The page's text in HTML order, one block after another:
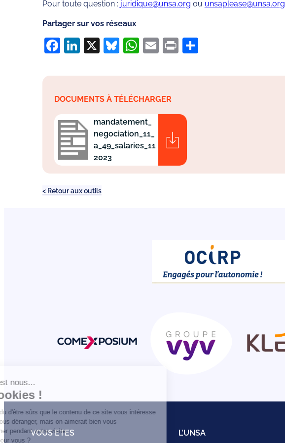
Pour toute question : juridique@unsa.org ou unsaplease@unsa.org
Partager sur vos réseaux
Facebook
LinkedIn
X Bluesky
WhatsApp
Email
PrintPartager
DOCUMENTS À TÉLÉCHARGER
mandatement_
negociation_11_
a_49_salaries_11
2023
< Retour aux outils
VOUS ETES L’UNSA